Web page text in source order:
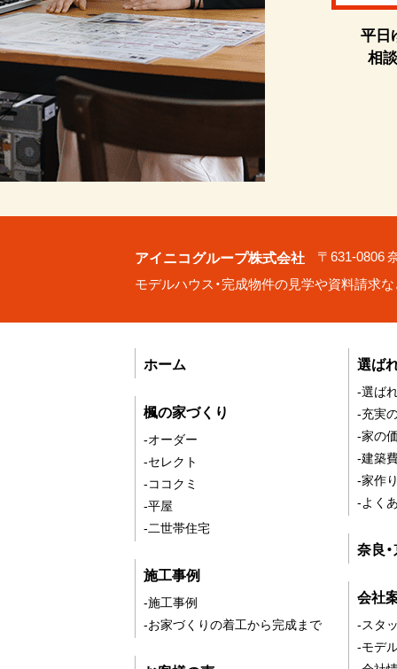
平日
相
アイニコグループ株式会社
〒631-0806
モデルハウス・完成物件の見学や資料請求
ホーム
楓の家づくり
-オーダー
-セレクト
-ココクミ
-平屋
-二世帯住宅
施工事例
-施工事例
-お家づくりの着工から完成まで
選ば
-選ば
-充実
-家の
-建築
-家作
-よく
奈良
会社
-スタ
-モデ